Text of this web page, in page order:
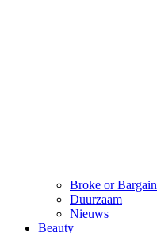
Broke or Bargain
Duurzaam
Nieuws
Beauty